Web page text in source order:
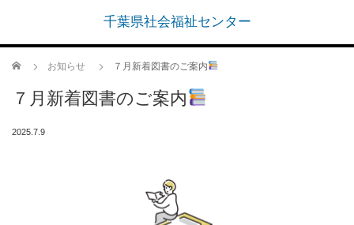
千葉県社会福祉センター
ホーム お知らせ ７月新着図書のご案内
７月新着図書のご案内
2025.7.9